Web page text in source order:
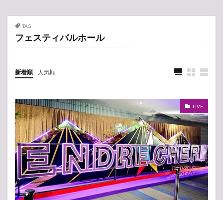
TAG
フェスティバルホール
新着順 人気順
LIVE